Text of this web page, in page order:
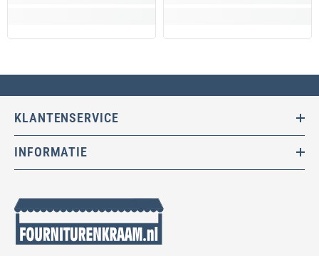
KLANTENSERVICE
INFORMATIE